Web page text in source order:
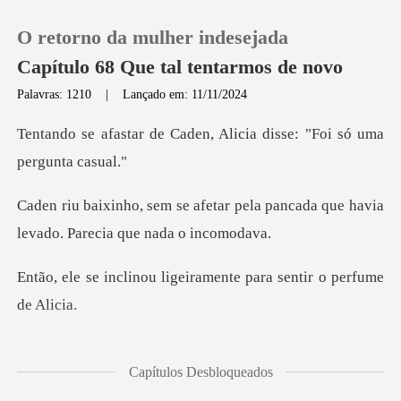
0
Histórico
Sair
O retorno da mulher indesejada
Capítulo 68 Que tal tentarmos de novo
Palavras: 1210 |Lançado em: 11/11/2024
aden, Alicia disse: "Foi
r pela pancada que havia
levado.
ligeiramente para senti
frios roçan
Capítulos Desbloqueados